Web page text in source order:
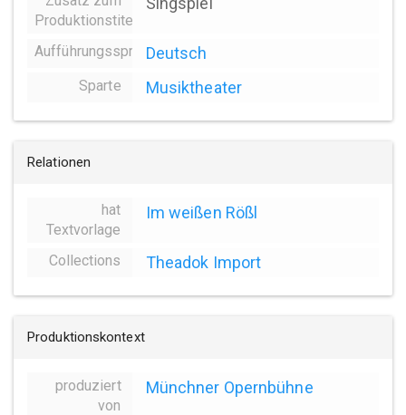
Produktionstitel
AufführungsspracheDeutsch
Sparte Musiktheater
Relationen
hat
Textvorlage
Im weißen Rößl
Collections Theadok Import
Produktionskontext
produziert
von
Münchner Opernbühne